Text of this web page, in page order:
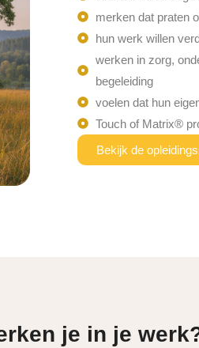
merken dat praten
hun werk willen
werken in zorg,
begeleiding
voelen dat hun
Touch of Matrix®
Bekijk de
je in je